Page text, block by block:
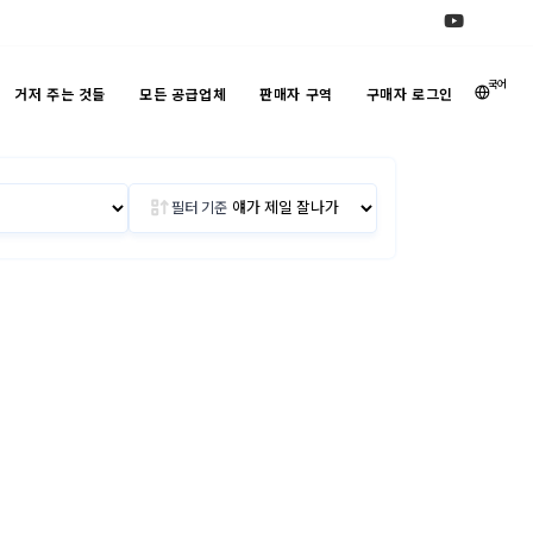
거저 주는 것들 모든 공급업체 판매자 구역 구매자 로그인 국어
필터 기준